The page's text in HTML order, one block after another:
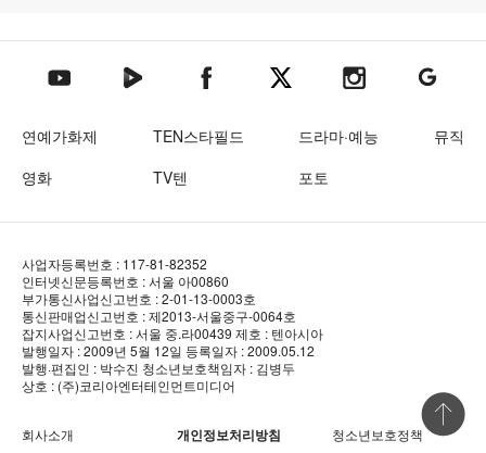
텐아시아 유튜브텐아시아 네이버TV텐아시아 페이스북텐아시아 엑스텐아시아 인스타그램
텐아시아
연예가화제 TEN스타필드 드라마·예능
뮤직
영화
TV텐 포토
사업자등록번호 : 117-81-82352
인터넷신문등록번호 : 서울 아00860
부가통신사업신고번호 : 2-01-13-0003호
통신판매업신고번호 : 제2013-서울중구-0064호
잡지사업신고번호 : 서울 중.라00439 제호 : 텐아시아
발행일자 : 2009년 5월 12일 등록일자 : 2009.05.12
발행·편집인 : 박수진 청소년보호책임자 : 김병두
상호 : (주)코리아엔터테인먼트미디어
회사소개 개인정보처리방침 청소년보호정책
상단 바로